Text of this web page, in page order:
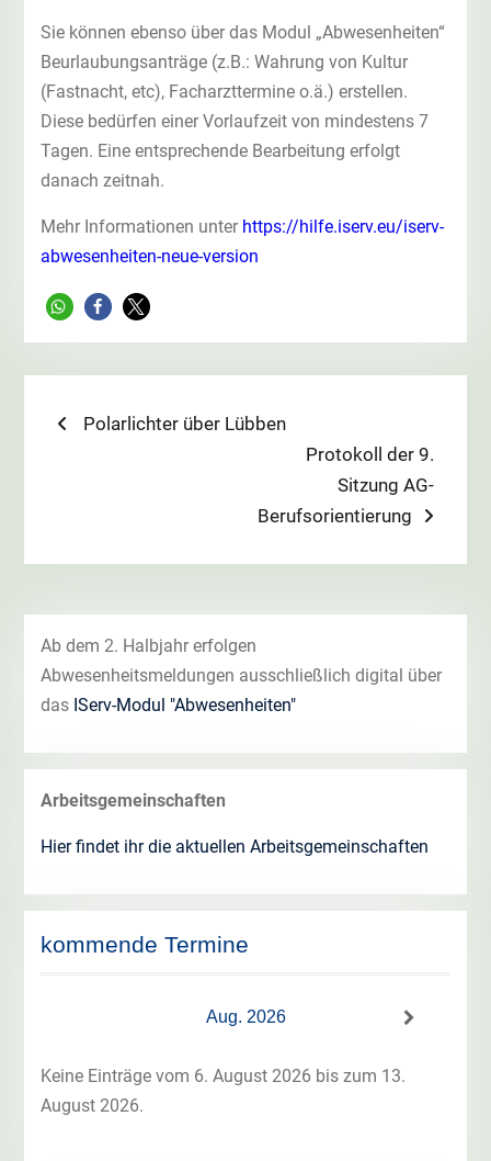
Sie können ebenso über das Modul „Abwesenheiten“
Beurlaubungsanträge (z.B.: Wahrung von Kultur
(Fastnacht, etc), Facharzttermine o.ä.) erstellen.
Diese bedürfen einer Vorlaufzeit von mindestens 7
Tagen. Eine entsprechende Bearbeitung erfolgt
danach zeitnah.
Mehr Informationen unter https://hilfe.iserv.eu/iserv-
abwesenheiten-neue-version
Beitragsnavigation
Previous
Polarlichter über Lübben
Next
post:
Protokoll der 9.
Sitzung AG-
Berufsorientierung
Ab dem 2. Halbjahr erfolgen
Abwesenheitsmeldungen ausschließlich digital über
das IServ-Modul "Abwesenheiten"
Arbeitsgemeinschaften
Hier findet ihr die aktuellen Arbeitsgemeinschaften
kommende Termine
Aug. 2026
Keine Einträge vom 6. August 2026 bis zum 13.
August 2026.